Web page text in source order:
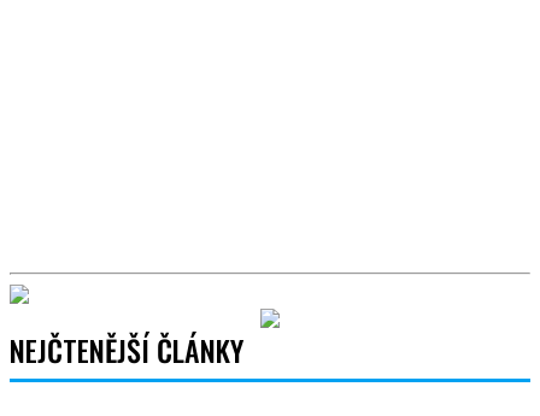
NEJČTENĚJŠÍ ČLÁNKY